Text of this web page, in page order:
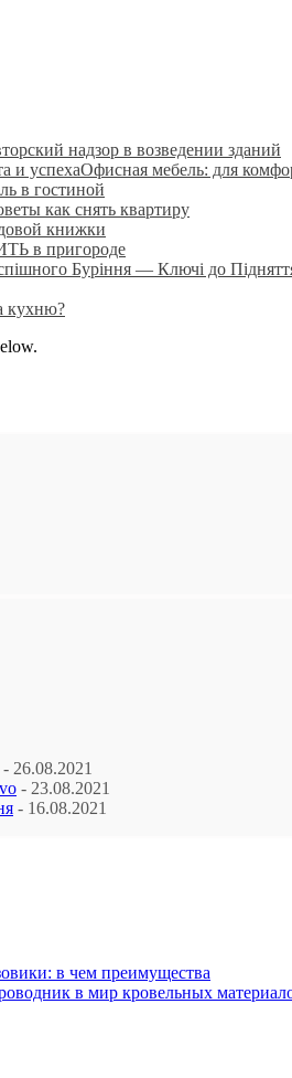
надзор в возведении зданий
Офисная мебель: для
в гостиной
как снять квартиру
книжки
в пригороде
кухню?
- 26.08.2021
- 23.08.2021
- 16.08.2021
в чем преимущества
в мир кровельных